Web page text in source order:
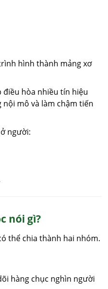
hình thành mảng xơ
điều hòa nhiều tín hiệu
mô và làm chậm tiến
người:
nói gì?
thể chia thành hai nhóm.
hàng chục nghìn người